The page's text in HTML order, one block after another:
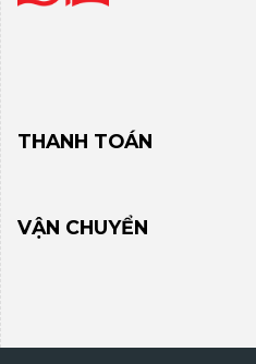
THANH TOÁN
VẬN CHUYỂN